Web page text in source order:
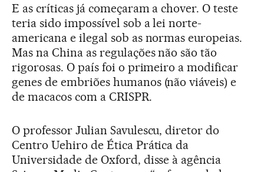
E as críticas já começaram a chover. O teste
teria sido impossível sob a lei norte-
americana e ilegal sob as normas europeias.
Mas na China as regulações não são tão
rigorosas. O país foi o primeiro a modificar
genes de embriões humanos (não viáveis) e
de macacos com a CRISPR.
O professor Julian Savulescu, diretor do
Centro Uehiro de Ética Prática da
Universidade de Oxford, disse à agência